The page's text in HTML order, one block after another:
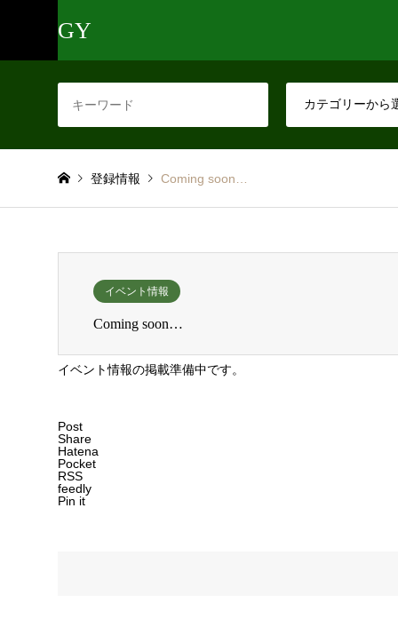
GY
登録情報 Coming soon…
イベント情報
Coming soon…
イベント情報の掲載準備中です。
Post
Share
Hatena
Pocket
RSS
feedly
Pin it